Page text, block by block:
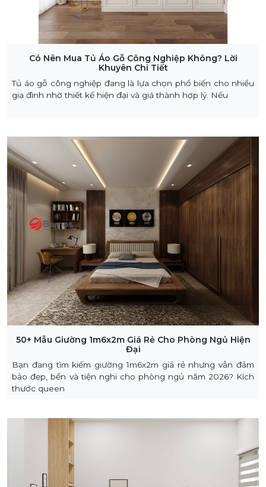
Có Nên Mua Tủ Áo Gỗ Công Nghiệp Không? Lời
Khuyên Chi Tiết
Tủ áo gỗ công nghiệp đang là lựa chọn phổ biến cho nhiều
gia đình nhờ thiết kế hiện đại và giá thành hợp lý. Nếu
50+ Mẫu Giường 1m6x2m Giá Rẻ Cho Phòng Ngủ Hiện
Đại
Bạn đang tìm kiếm giường 1m6x2m giá rẻ nhưng vẫn đảm
bảo đẹp, bền và tiện nghi cho phòng ngủ năm 2026? Kích
thước queen